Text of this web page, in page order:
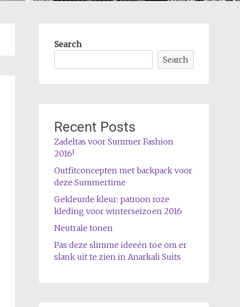
Search
Search
Recent Posts
Zadeltas voor Summer Fashion
2016!
Outfitconcepten met backpack voor
deze Summertime
Gekleurde kleur: patroon roze
kleding voor winterseizoen 2016
Neutrale tonen
Pas deze slimme ideeën toe om er
slank uit te zien in Anarkali Suits